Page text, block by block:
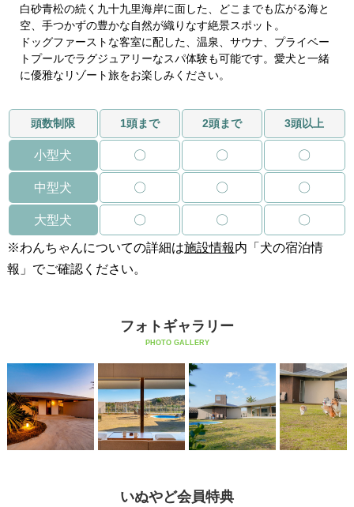
白砂青松の続く九十九里海岸に面した、どこまでも広がる海と
空、手つかずの豊かな自然が織りなす絶景スポット。
ドッグファーストな客室に配した、温泉、サウナ、プライベー
トプールでラグジュアリーなスパ体験も可能です。愛犬と一緒
に優雅なリゾート旅をお楽しみください。
頭数制限 1頭まで 2頭まで 3頭以上
小型犬 〇 〇 〇
中型犬 〇 〇 〇
大型犬 〇 〇 〇
※わんちゃんについての詳細は施設情報内「犬の宿泊情
報」でご確認ください。
フォトギャラリー
PHOTO GALLERY
いぬやど会員特典